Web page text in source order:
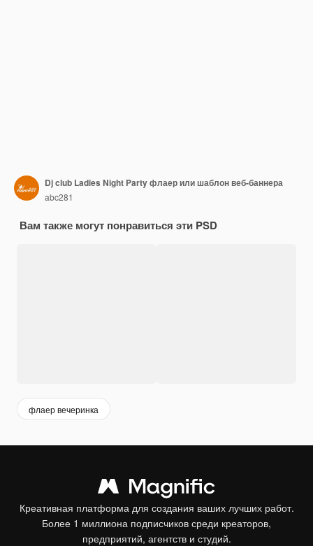
Dj club Ladies Night Party флаер или шаблон веб-баннера
abc281
Вам также могут понравиться эти PSD
флаер вечеринка
Креативная платформа для создания ваших лучших работ.
Более 1 миллиона подписчиков среди креаторов,
предприятий, агентств и студий.